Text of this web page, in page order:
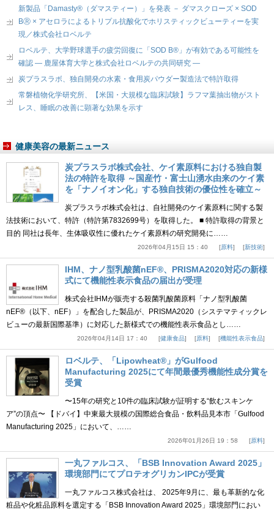
新製品「Damasty®（ダマスティー）」を発表 － ダマスクローズ × SOD
BⓇ × アセロラによるトリプル抗酸化でホリスティックビューティーを実
現／株式会社ロベルテ
ロベルテ、大学野球選手の疲労回復に「SOD B®」が有効である可能性を
確認 ― 鹿屋体育大学と株式会社ロベルテの共同研究 ―
炭プラスラボ、独自開発の水素・食用炭パウダー製造法で特許取得
常磐植物化学研究所、【米国・大規模な臨床試験】ラフマ葉抽出物がスト
レス、睡眠の改善に顕著な効果を示す
健康美容の最新ニュース
炭プラスラボ株式会社、ケイ素原料における独自製
法の特許を取得 ～国産竹・富士山湧水由来のケイ素
を「ナノイオン化」する独自技術の優位性を確立～
炭プラスラボ株式会社は、自社開発のケイ素原料に関する製
法技術において、特許（特許第7832699号）を取得した。 ■ 特許取得の背景と
目的 同社は長年、生体吸収性に優れたケイ素原料の研究開発に……
2026年04月15日 15：40 原料 新技術
IHM、ナノ型乳酸菌nEF®、PRISMA2020対応の新様
式にて機能性表示食品の届出が受理
株式会社IHMが販売する殺菌乳酸菌原料「ナノ型乳酸菌
nEF®（以下、nEF）」を配合した製品が、PRISMA2020（システマティックレ
ビューの最新国際基準）に対応した新様式での機能性表示食品とし……
2026年04月14日 17：40 健康食品 原料 機能性表示食品
ロベルテ、「Lipowheat®」がGulfood
Manufacturing 2025にて年間最優秀機能性成分賞を
受賞
〜15年の研究と10件の臨床試験が証明する“飲むスキンケ
ア”の頂点〜 【ドバイ】中東最大規模の国際総合食品・飲料品見本市「Gulfood
Manufacturing 2025」において、……
2026年01月26日 19：58 原料
一丸ファルコス、「BSB Innovation Award 2025」
環境部門にてプロテオグリカンIPCが受賞
一丸ファルコス株式会社は、 2025年9月に、最も革新的な化
粧品や化粧品原料を選定する「BSB Innovation Award 2025」環境部門におい